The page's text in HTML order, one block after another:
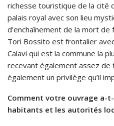
richesse touristique de la cité
palais royal avec son lieu
d’enchaînement de la mort de
Tori Bossito est frontalier
Calavi qui est la commune la
recevant également assez
également un privilège qu’il
Comment votre ouvrage a-
habitants et les autorités